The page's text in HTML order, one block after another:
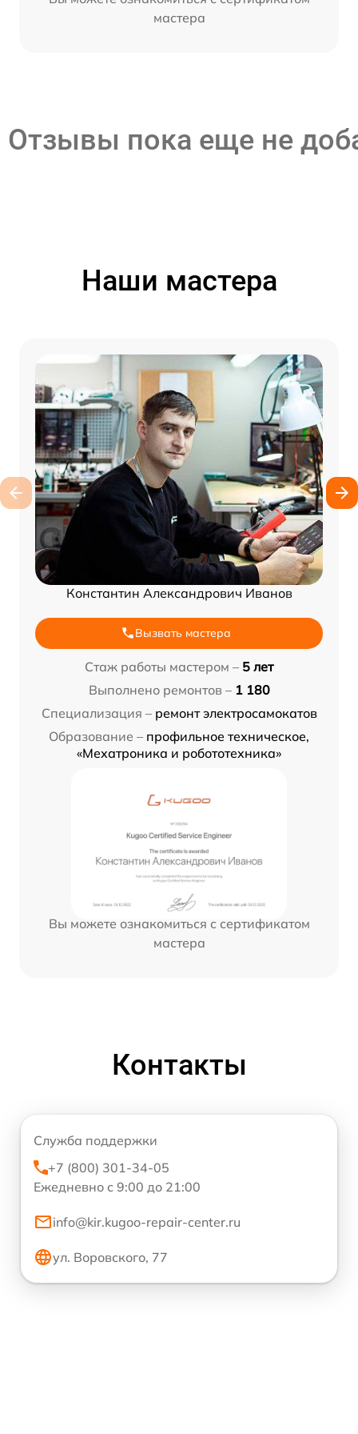
мастера
Отзывы пока еще не
Наши мастера
Константин Александрович Иванов
Вызвать мастера
Стаж работы мастером – 5 лет
Выполнено ремонтов – 1 180
Специализация – ремонт электросамокатов
Образование – профильное техническое,
«Мехатроника и робототехника»
Вы можете ознакомиться с сертификатом
мастера
Контакты
Служба поддержки
+7 (800) 301-34-05
Ежедневно с 9:00 до 21:00
info@kir.kugoo-repair-center.ru
ул. Воровского, 77